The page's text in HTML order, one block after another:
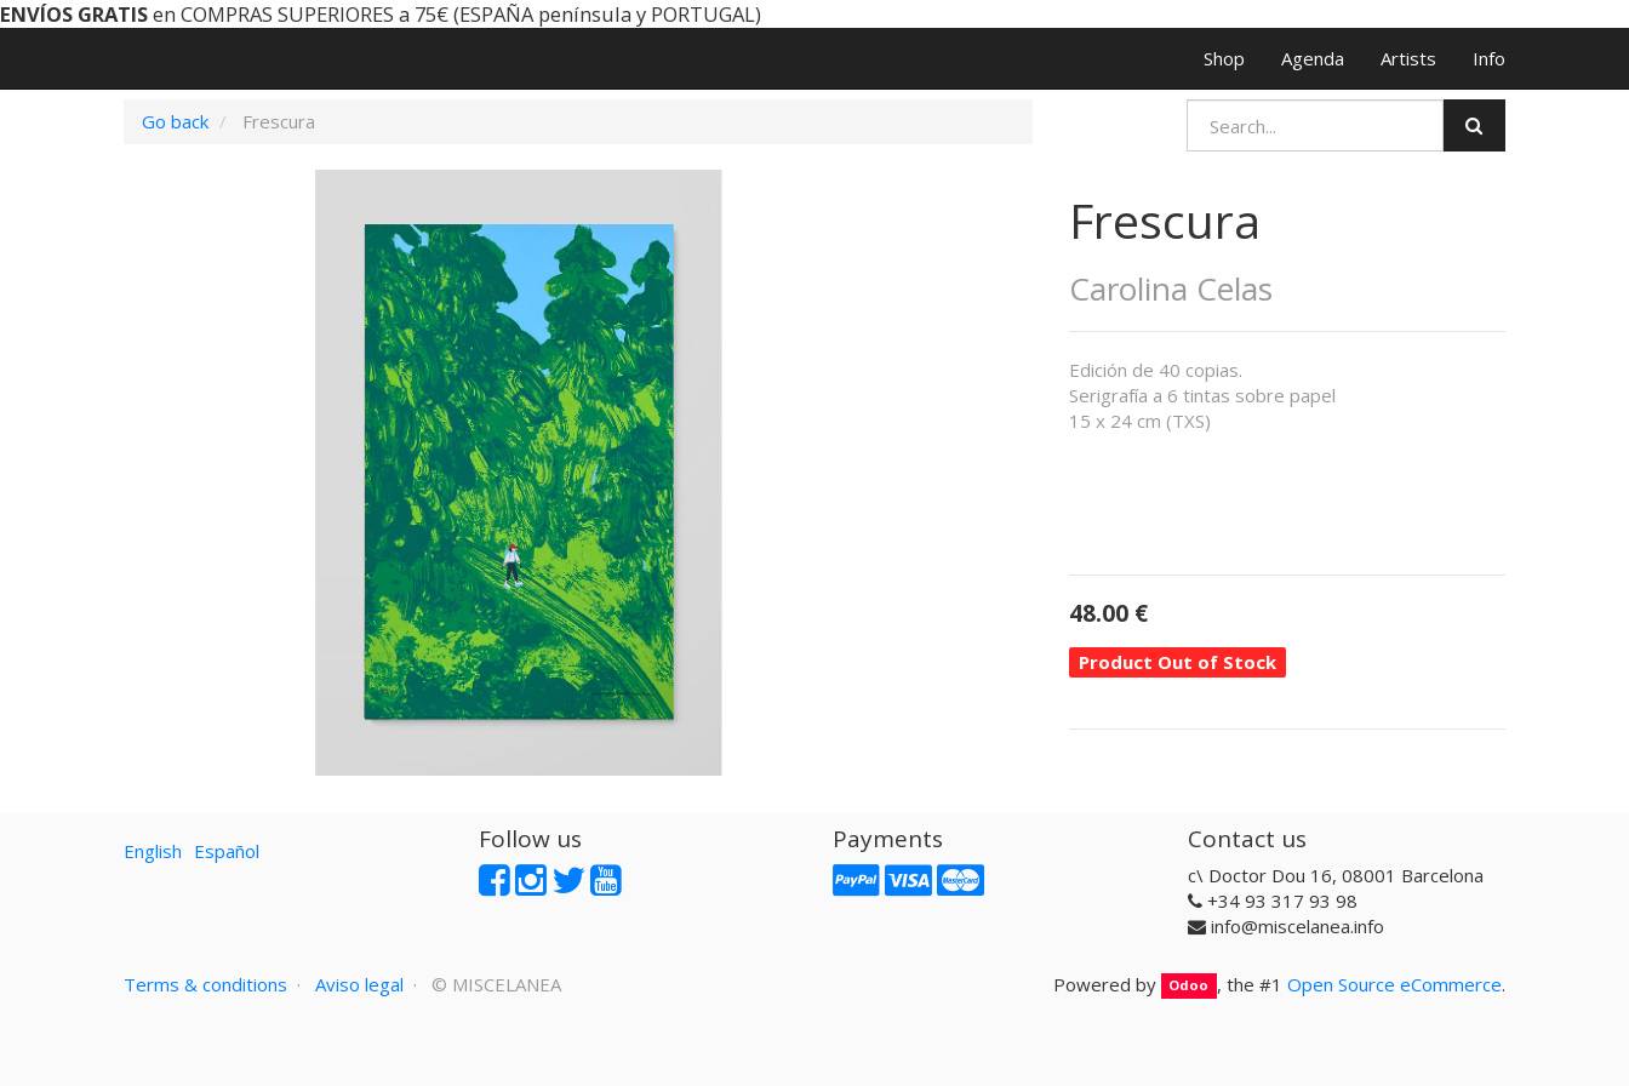
ENVÍOS GRATISen COMPRAS SUPERIORES a 75€ (ESPAÑA península y PORTUGAL)
Shop Agenda Artists Info
Go back Frescura
Frescura
Carolina Celas
Edición de 40 copias.
Serigrafía a 6 tintas sobre papel
15 x 24 cm (TXS)
48.00 €
Product Out of Stock
English Español Follow us Payments Contact us
c\ Doctor Dou 16, 08001 Barcelona
+34 93 317 93 98
info@miscelanea.info
Powered by Odoo , the #1 Open Source eCommerce.
Terms & conditions · Aviso legal · © MISCELANEA